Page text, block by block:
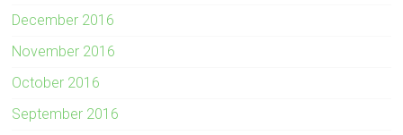
December 2016
November 2016
October 2016
September 2016